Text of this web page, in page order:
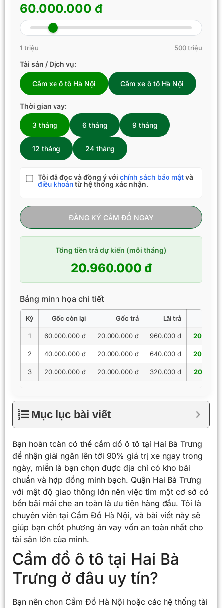
60.000.000 đ
1 triệu 500 triệu
Tài sản / Dịch vụ:
Cầm xe ô tô Hà Nội Cầm xe ô tô Hà Nội
Thời gian vay:
3 tháng 6 tháng 9 tháng
12 tháng 24 tháng
Tôi đã đọc và đồng ý với chính sách bảo mậtvà
điều khoảntừ hệ thống xác nhận.
ĐĂNG KÝ CẦM ĐỒ NGAY
Tổng tiền trả dự kiến (mỗi tháng)
20.960.000 đ
Bảng minh họa chi tiết
Kỳ Gốc còn lại Gốc trả Lãi trả
1 60.000.000 đ 20.000.000 đ 960.000 đ
2 40.000.000 đ 20.000.000 đ 640.000 đ
3 20.000.000 đ 20.000.000 đ 320.000 đ
Mục lục bài viết
Bạn hoàn toàn có thể cầm đồ ô tô tại Hai Bà Trưng
để nhận giải ngân lên tới 90% giá trị xe ngay trong
ngày, miễn là bạn chọn được địa chỉ có kho bãi
chuẩn và hợp đồng minh bạch. Quận Hai Bà Trưng
với mật độ giao thông lớn nên việc tìm một cơ sở có
bến bãi mái che an toàn là ưu tiên hàng đầu. Tôi là
chuyên viên tại Cầm Đồ Hà Nội, và bài viết này sẽ
giúp bạn chốt phương án vay vốn an toàn nhất cho
tài sản lớn của mình.
Cầm đồ ô tô tại Hai Bà
Trưng ở đâu uy tín?
Bạn nên chọn Cầm Đồ Hà Nội hoặc các hệ thống tài